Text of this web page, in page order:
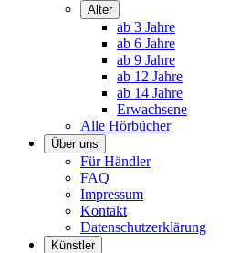
Alter
ab 3 Jahre
ab 6 Jahre
ab 9 Jahre
ab 12 Jahre
ab 14 Jahre
Erwachsene
Alle Hörbücher
Über uns
Für Händler
FAQ
Impressum
Kontakt
Datenschutzerklärung
Künstler